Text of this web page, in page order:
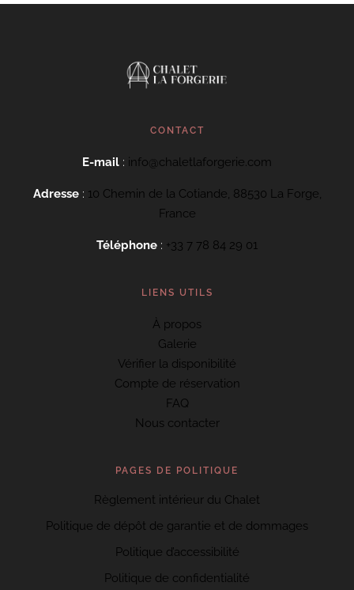
CONTACT
E-mail : info@chaletlaforgerie.com
Adresse: 10 Chemin de la Cotiande, 88530 La Forge,
France
Téléphone : +33 7 78 84 29 01
LIENS UTILS
À propos
Galerie
Vérifier la disponibilité
Compte de réservation
FAQ
Nous contacter
PAGES DE POLITIQUE
Règlement intérieur du Chalet
Politique de dépôt de garantie et de dommages
Politique d’accessibilité
Politique de confidentialité